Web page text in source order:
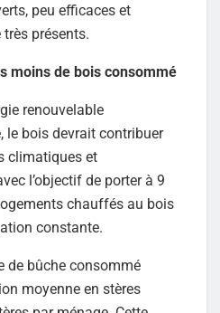
peu efficaces et
présents.
moins de bois consommé
renouvelable
le bois devrait contribuer
climatiques et
l’objectif de porter à 9
chauffés au bois
constante.
de bûche consommé
moyenne en stères